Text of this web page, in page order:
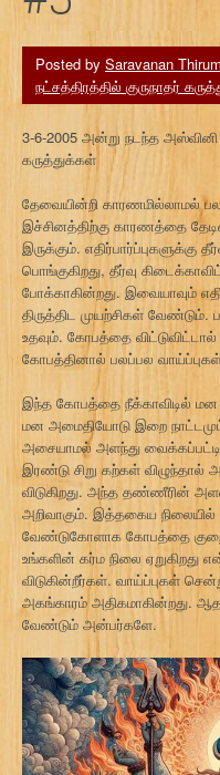
Posted by Saravanan
நட்சத்திரத்தில் குருநாதர்
3-6-2005 அன்று நடந்த அஸ்வினி
கருத்துக்கள்
தேவையின்றி காரணமில்லாமல்
இச்சினத்திற்கு காரணத்தை
இருக்கும்.
பொங்குகிறது, தீர்வு
போக்காகின்றது. இவையாவும்
திருத்திட முயற்சிகள்
உதவும். கோபத்தை
கோபத்தினால் பலப்பல வாய்ப்புகள்
இந்த கோபத்தை நீக்காவிடில் மன
மன அமைதியோடு இறை நாட்டமும்
அசையாமல் அளந்து
இரண்டு சிறு கற்கள்
விடுகிறது. அந்த தண்ணீரின்
அறிவாகும். இத்தகைய
வேண்டுகோளாக கோபத்தை
உங்களின் கர்ம நிலை ஏறுகிறது
விடுகின்றீர்கள். வாய்ப்புகள்
அகங்காரம் அதிகமாகின்றது.
வேண்டும் அன்பர்களே.